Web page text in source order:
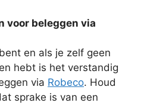
voor beleggen via
en als je zelf geen
hebt is het verstandig
via Robeco. Houd
sprake is van een